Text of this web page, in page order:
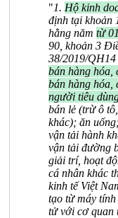
"1. Hộ kinh
định tại khoản
hằng năm từ
90, khoản 3
38/2019/QH14
bán hàng hóa,
bán hàng hóa,
người tiêu
bán lẻ (trừ ô
khác); ăn
vận tải hành
vận tải đường
giải trí, hoạt
cá nhân khác
kinh tế Việt
tạo từ máy
tử với cơ quan